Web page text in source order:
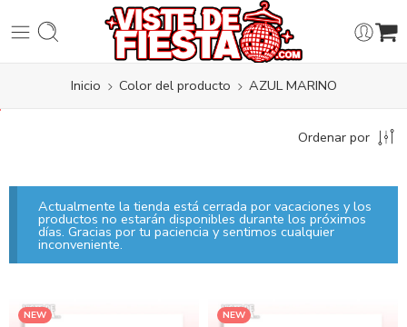
Inicio Color del producto AZUL MARINO
Ordenar por
Actualmente la tienda está cerrada por vacaciones y los
productos no estarán disponibles durante los próximos
días. Gracias por tu paciencia y sentimos cualquier
inconveniente.
NEW
NEW